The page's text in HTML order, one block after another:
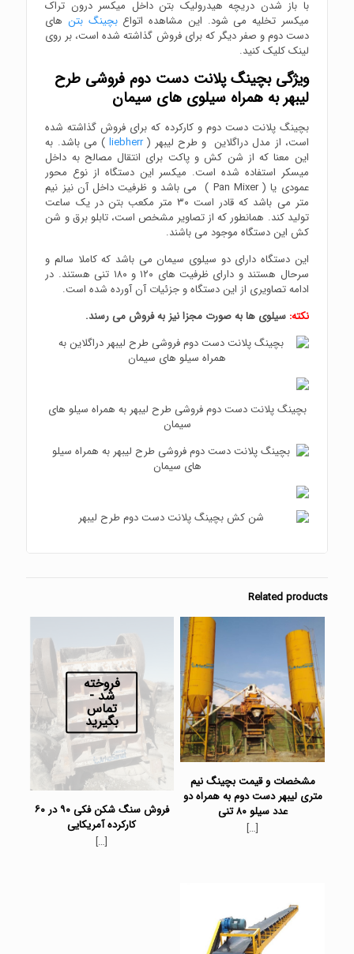
با باز شدن دریچه هیدرولیک بتن داخل میکسر درون تراک
میکسر تخلیه می شود. این مشاهده اتواعبچینگ بتنهای
دست دوم و صفر دیگر که برای فروش گذاشته شده است، بر روی
لینک کلیک کنید.
ویژگی بچینگ پلانت دست دوم فروشی طرح
لیبهر به همراه سیلوی های سیمان
بچینگ پلانت دست دوم و کارکرده که برای فروش گذاشته شده
است، از مدل دراگلاین و طرح لیبهر (liebherr ) می باشد. به
این معنا که از شن کش و پاکت برای انتقال مصالح به داخل
میسکر استفاده شده است. میکسر این دستگاه از نوع محور
عمودی یا ( Pan Mixer ) می باشد و ظرفیت داخل آن نیز نیم
متر می باشد که قادر است ۳۰ متر مکعب بتن در یک ساعت
تولید کند. همانطور که از تصاویر مشخص است، تابلو برق و شن
کش این دستگاه موجود می باشند.
این دستگاه دارای دو سیلوی سیمان می باشد که کاملا سالم و
سرحال هستند و دارای ظرفیت های ۱۲۰ و ۱۸۰ تنی هستند. در
ادامه تصاویری از این دستگاه و جزئیات آن آورده شده است.
نکته: سیلوی ها به صورت مجزا نیز به فروش می رسند.
بچینگ پلانت دست دوم فروشی طرح لیبهر به همراه سیلو های
سیمان
Related products
مشخصات و قیمت بچینگ نیم
متری لیبهر دست دوم به همراه دو
عدد سیلو ۸۰ تنی
[…]
فروخته
شد -
تماس
بگیرید
فروش سنگ شکن فکی ۹۰ در ۶۰
کارکرده آمریکایی
[…]